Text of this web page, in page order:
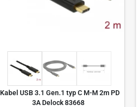
Kabel USB 3.1 Gen.1 typ C M-M 2m PD
3A Delock 83668